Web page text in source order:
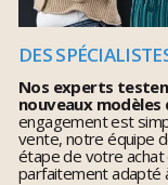
DES
Nos experts
nouveaux modèles
engagement est
vente, notre équipe
étape de votre
parfaitement adapté